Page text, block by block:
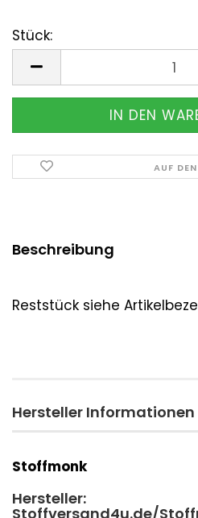
Stück:
AUF
Beschreibung
Reststück siehe
Hersteller Informationen
Stoffmonk
Hersteller:
Stoffversand4u.de/